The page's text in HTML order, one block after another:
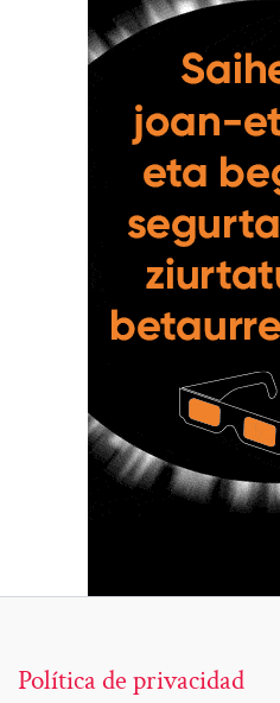
Política de privacidad